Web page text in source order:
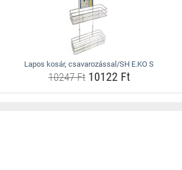
Lapos kosár, csavarozással/SH E.KO S
10247 Ft10122 Ft